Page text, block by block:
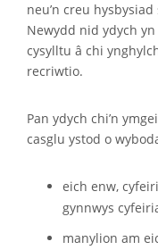
neu’n creu
Newydd nid ydych
cysylltu â chi
recriwtio.
Pan ydych chi’n
casglu ystod o
eich enw,
gynnwys
manylion am